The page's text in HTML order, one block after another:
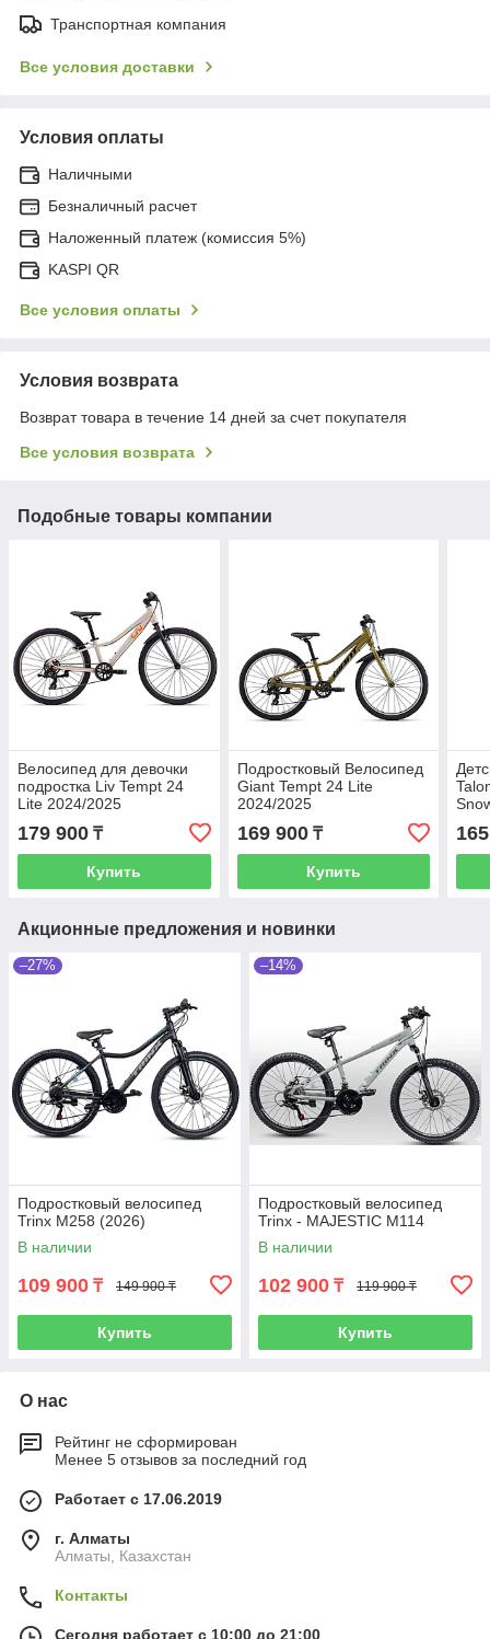
Транспортная компания
Все условия доставки
Условия оплаты
Наличными
Безналичный расчет
Наложенный платеж (комиссия 5%)
KASPI QR
Все условия оплаты
Условия возврата
Возврат товара в течение 14 дней за счет покупателя
Все условия возврата
Подобные товары компании
Велосипед для девочки
подростка Liv Tempt 24
Lite 2024/2025
179 900 ₸
Купить
Подростковый Велосипед
Giant Tempt 24 Lite
2024/2025
169 900₸
Купить
Акционные предложения и новинки
–27%
Подростковый велосипед
Trinx M258 (2026)
В наличии
109 900 ₸ 149 900 ₸
Купить
–14%
Подростковый велосипед
Trinx - MAJESTIC M114
В наличии
102 900 ₸ 119 900 ₸
Купить
О нас
Рейтинг не сформирован
Менее 5 отзывов за последний год
Работает с 17.06.2019
г. Алматы
Алматы, Казахстан
Контакты
Сегодня работает с 10:00 до 21:00